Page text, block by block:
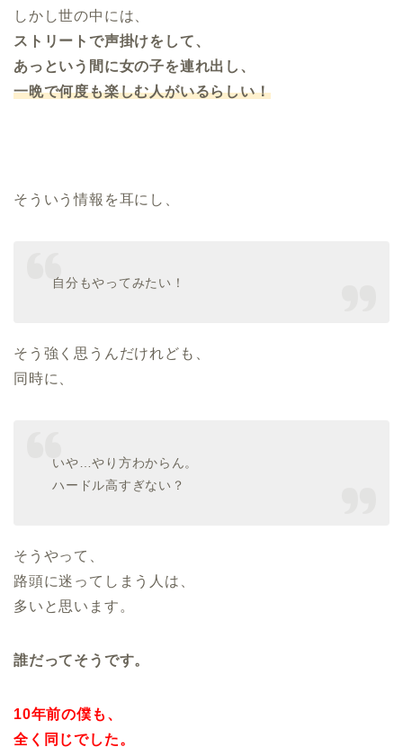
しかし世の中には、
ストリートで声掛けをして、
あっという間に女の子を連れ出し、
一晩で何度も楽しむ人がいるらしい！
そういう情報を耳にし、
自分もやってみたい！
そう強く思うんだけれども、
同時に、
いや…やり方わからん。
ハードル高すぎない？
そうやって、
路頭に迷ってしまう人は、
多いと思います。
誰だってそうです。
10年前の僕も、
全く同じでした。